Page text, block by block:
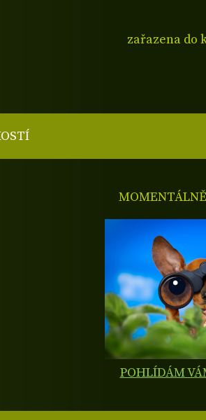
zařazena do
POHLÍDÁM